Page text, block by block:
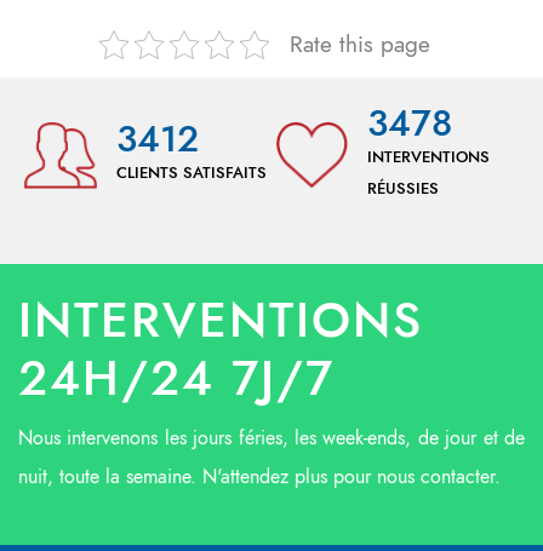
Rate this page
3412
CLIENTS SATISFAITS
3478
INTERVENTIONS
RÉUSSIES
INTERVENTIONS
24H/24 7J/7
Nous intervenons les jours féries, les week-ends, de jour et de
nuit, toute la semaine. N'attendez plus pour nous contacter.